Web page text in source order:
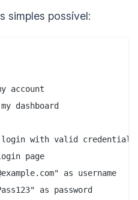
simples possível:
account
dashboard
with valid credentials
page
as username
as password